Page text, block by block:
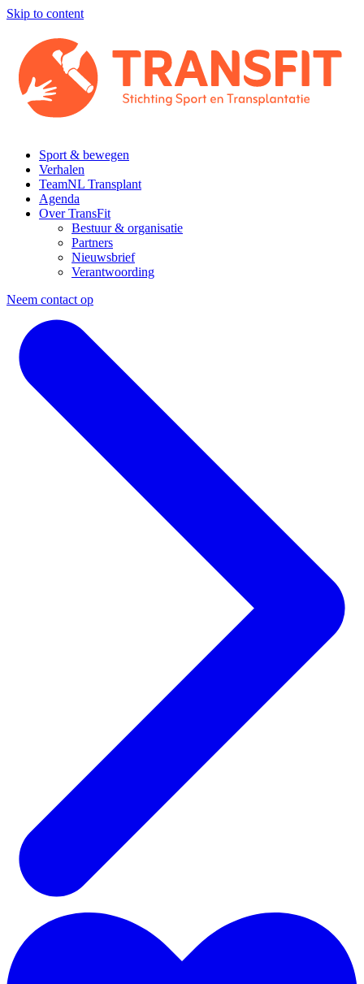
Skip to content
Sport & bewegen
Verhalen
TeamNL Transplant
Agenda
Over TransFit
Bestuur & organisatie
Partners
Nieuwsbrief
Verantwoording
Neem contact op